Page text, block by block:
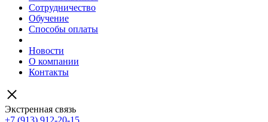
Сотрудничество
Обучение
Способы оплаты
Новости
О компании
Контакты
Экстренная связь